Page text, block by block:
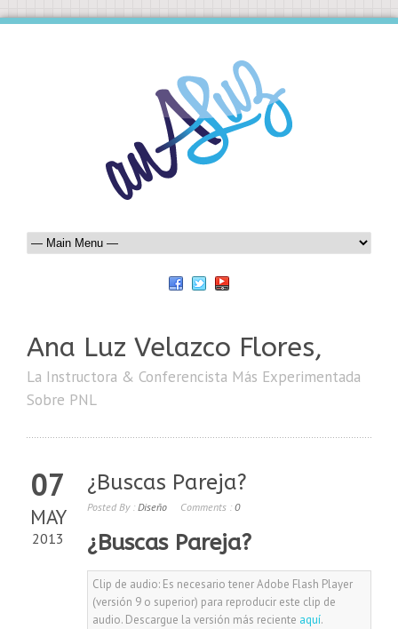
Ana Luz Velazco Flores,
La Instructora & Conferencista Más Experimentada
Sobre PNL
07
MAY
2013
¿Buscas Pareja?
Posted By : Diseño Comments : 0
¿Buscas Pareja?
Clip de audio: Es necesario tener Adobe Flash Player
(versión 9 o superior) para reproducir este clip de
audio. Descargue la versión más reciente aquí.